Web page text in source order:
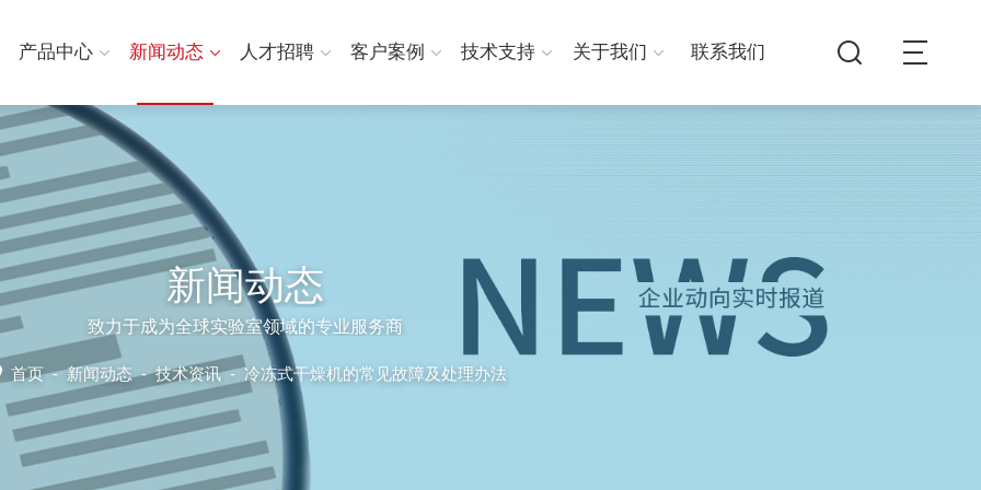
产品中心 新闻动态 人才招聘 客户案例 技术支持 关于我们 联系我们
新闻动态
致力于成为全球实验室领域的专业服务商
首页-新闻动态-技术资讯 -冷冻式干燥机的常见故障及处理办法